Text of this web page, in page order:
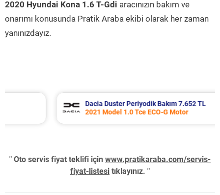
2020 Hyundai Kona 1.6 T-Gdi aracınızın bakım ve
onarımı konusunda Pratik Araba ekibi olarak her zaman
yanınızdayız.
Dacia Duster Periyodik Bakım 7.652 TL
2021 Model 1.0 Tce ECO-G Motor
" Oto servis fiyat teklifi için www.pratikaraba.com/servis-
fiyat-listesi tıklayınız. "